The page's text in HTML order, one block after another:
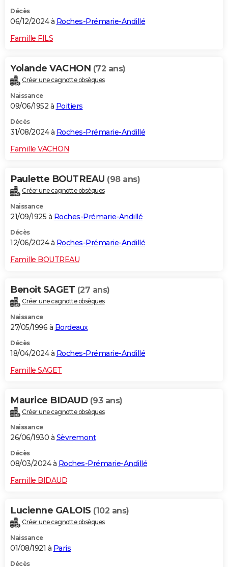
Décès
06/12/2024 à Roches-Prémarie-Andillé
Famille FILS
Yolande VACHON (72 ans)
Créer une cagnotte obsèques
Naissance
09/06/1952 à Poitiers
Décès
31/08/2024 à Roches-Prémarie-Andillé
Famille VACHON
Paulette BOUTREAU (98 ans)
Créer une cagnotte obsèques
Naissance
21/09/1925 à Roches-Prémarie-Andillé
Décès
12/06/2024 à Roches-Prémarie-Andillé
Famille BOUTREAU
Benoit SAGET (27 ans)
Créer une cagnotte obsèques
Naissance
27/05/1996 à Bordeaux
Décès
18/04/2024 à Roches-Prémarie-Andillé
Famille SAGET
Maurice BIDAUD (93 ans)
Créer une cagnotte obsèques
Naissance
26/06/1930 à Sèvremont
Décès
08/03/2024 à Roches-Prémarie-Andillé
Famille BIDAUD
Lucienne GALOIS (102 ans)
Créer une cagnotte obsèques
Naissance
01/08/1921 à Paris
Décès